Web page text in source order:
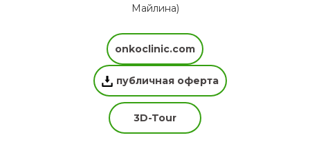
Майлина)
onkoclinic.com
публичная оферта
3D-Tour